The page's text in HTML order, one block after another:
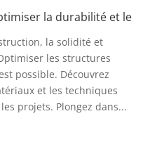
la durabilité et le
la solidité et
les structures
possible. Découvrez
et les techniques
projets. Plongez dans...